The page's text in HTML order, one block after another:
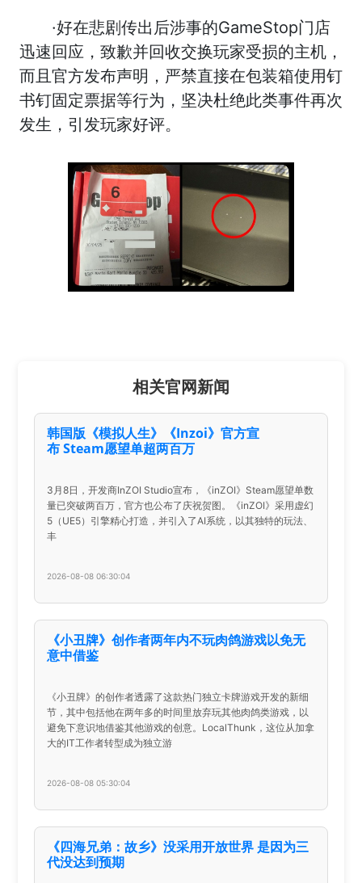
·好在悲剧传出后涉事的GameStop门店
迅速回应，致歉并回收交换玩家受损的主机，
而且官方发布声明，严禁直接在包装箱使用钉
书钉固定票据等行为，坚决杜绝此类事件再次
发生，引发玩家好评。
相关官网新闻
韩国版《模拟人生》《Inzoi》官方宣
布 Steam愿望单超两百万
3月8日，开发商InZOI Studio宣布，《inZOI》Steam愿望单数
量已突破两百万，官方也公布了庆祝贺图。《inZOI》采用虚幻
5（UE5）引擎精心打造，并引入了AI系统，以其独特的玩法、
丰
2026-08-08 06:30:04
《小丑牌》创作者两年内不玩肉鸽游戏以免无
意中借鉴
《小丑牌》的创作者透露了这款热门独立卡牌游戏开发的新细
节，其中包括他在两年多的时间里放弃玩其他肉鸽类游戏，以
避免下意识地借鉴其他游戏的创意。LocalThunk，这位从加拿
大的IT工作者转型成为独立游
2026-08-08 05:30:04
《四海兄弟：故乡》没采用开放世界 是因为三
代没达到预期